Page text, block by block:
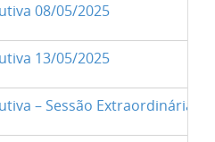
08/05/2025
13/05/2025
– Sessão Extraordinária